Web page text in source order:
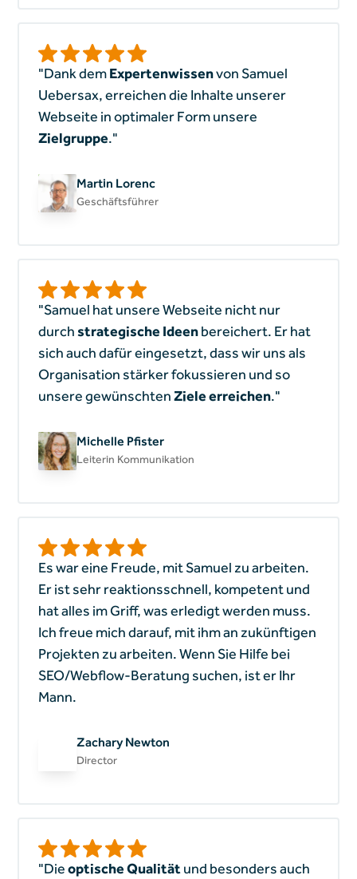
"Dank demExpertenwissenvon Samuel
Uebersax, erreichen die Inhalte unserer
Webseite in optimaler Form unsere
Zielgruppe."
Martin Lorenc
Geschäftsführer
"Samuel hat unsere Webseite nicht nur
durchstrategische Ideenbereichert. Er hat
sich auch dafür eingesetzt, dass wir uns als
Organisation stärker fokussieren und so
unsere gewünschtenZiele erreichen."
Michelle Pfister
Leiterin Kommunikation
Es war eine Freude, mit Samuel zu arbeiten.
Er ist sehr reaktionsschnell, kompetent und
hat alles im Griff, was erledigt werden muss.
Ich freue mich darauf, mit ihm an zukünftigen
Projekten zu arbeiten. Wenn Sie Hilfe bei
SEO/Webflow-Beratung suchen, ist er Ihr
Mann.
Zachary Newton
Director
"Dieoptische Qualitätund besonders auch